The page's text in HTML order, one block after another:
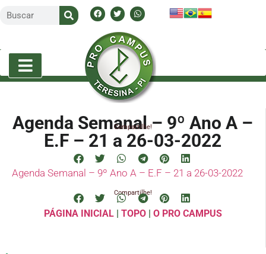
Agenda Semanal – 9º Ano A –
E.F – 21 a 26-03-2022
Compartilhe!
Agenda Semanal – 9º Ano A – E.F – 21 a 26-03-2022
Compartilhe!
PÁGINA INICIAL| TOPO| O PRO CAMPUS